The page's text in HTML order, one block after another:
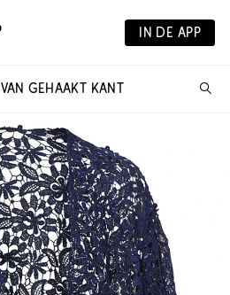
IN DE APP
GEHAAKT KANT